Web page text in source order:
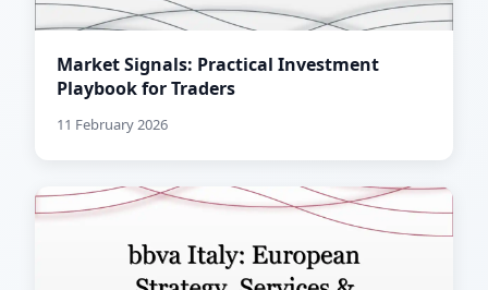
Market Signals: Practical Investment
Playbook for Traders
11 February 2026